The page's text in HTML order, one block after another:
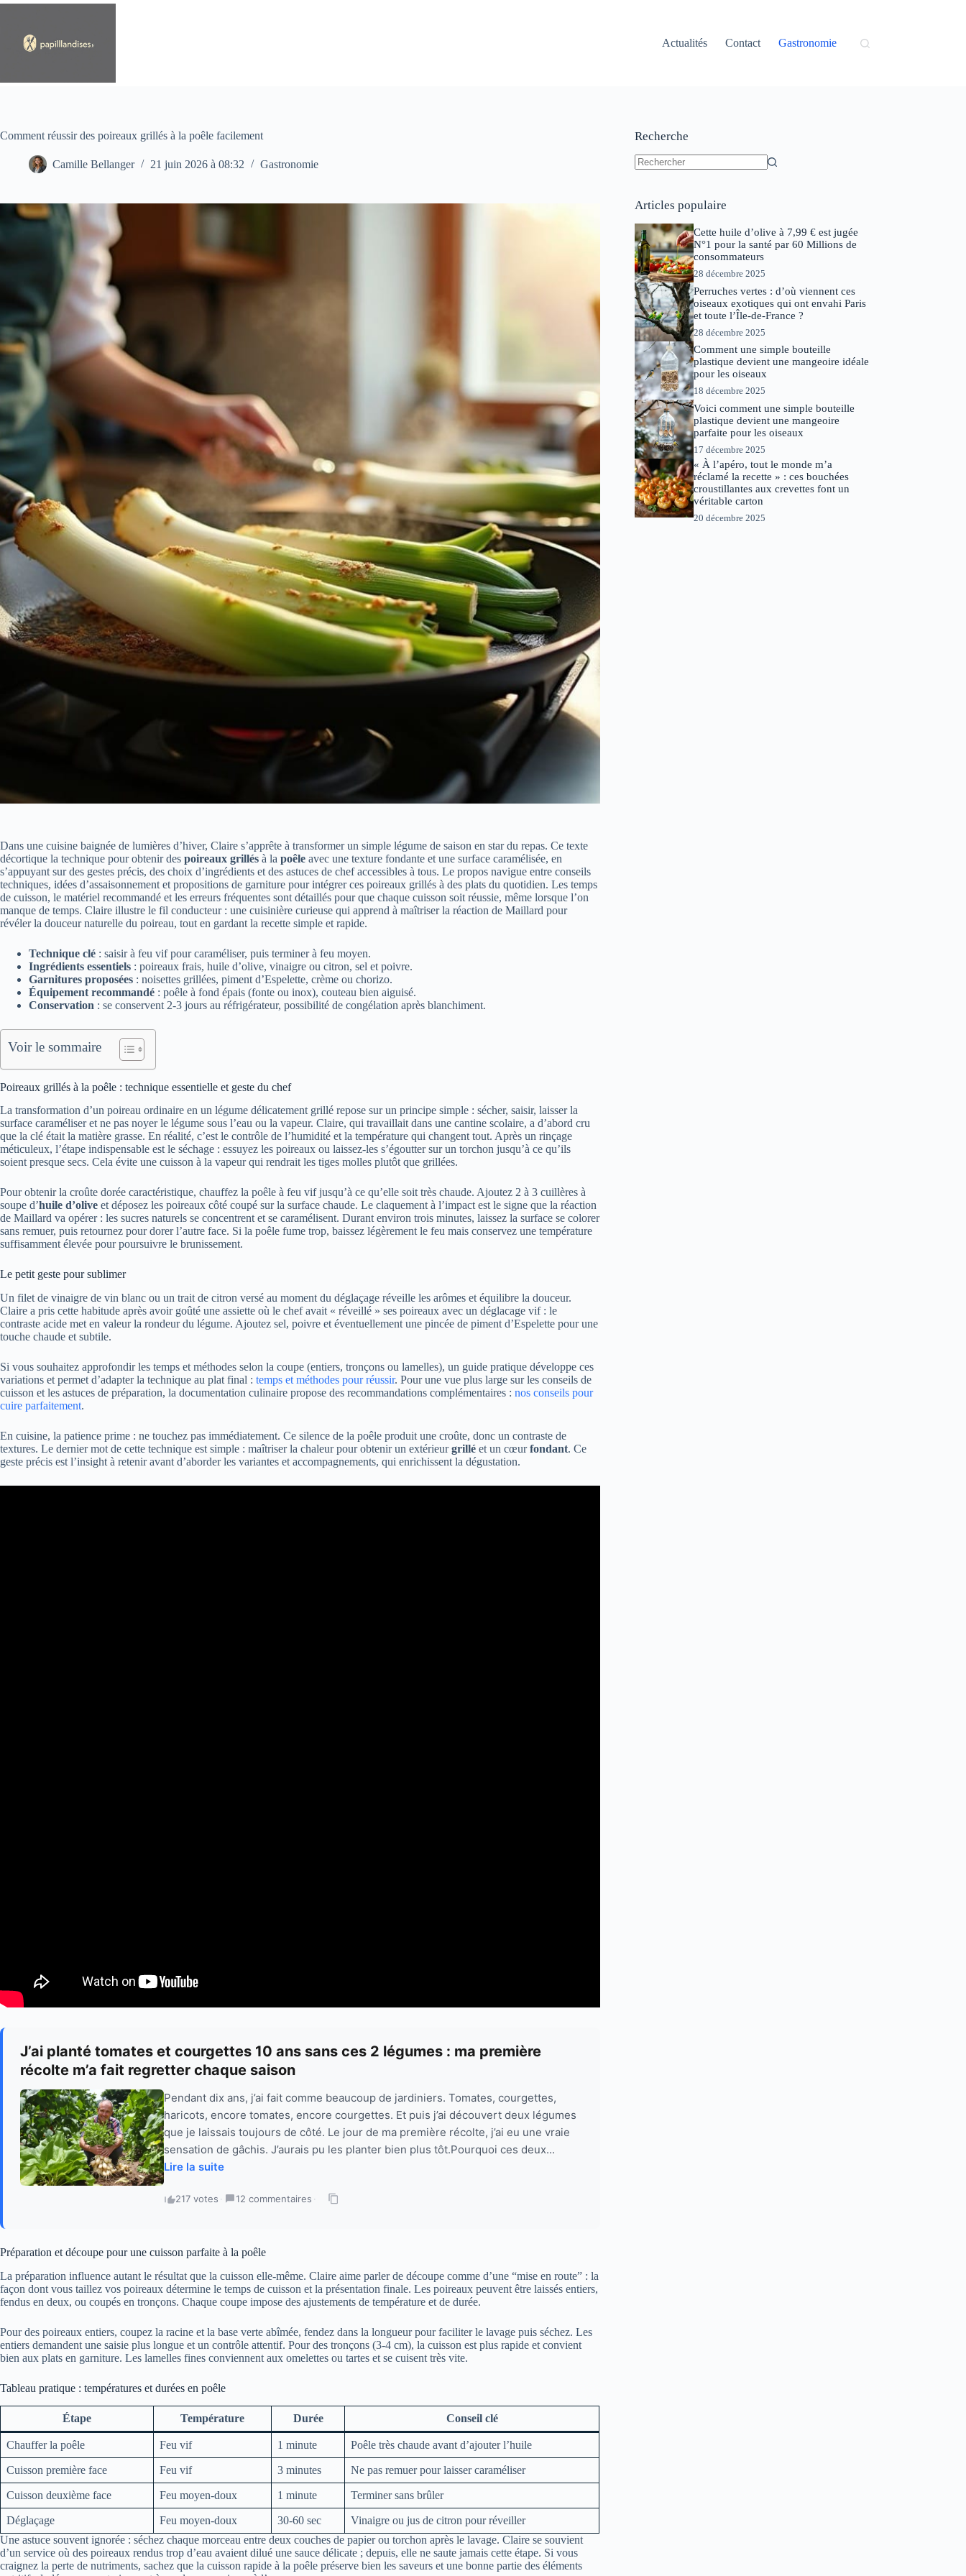
Passer
Actualités
Contact Gastronomie
Comment réussir des poireaux grillés à la poêle facilement
Camille Bellanger 21 juin 2026 à 08:32 Gastronomie
Dans une cuisine baignée de lumières d’hiver, Claire s’apprête à transformer un simple légume de saison en star du repas. Ce texte
décortique la technique pour obtenir des poireaux grillés à la poêle avec une texture fondante et une surface caramélisée, en
s’appuyant sur des gestes précis, des choix d’ingrédients et des astuces de chef accessibles à tous. Le propos navigue entre conseils
techniques, idées d’assaisonnement et propositions de garniture pour intégrer ces poireaux grillés à des plats du quotidien. Les temps
de cuisson, le matériel recommandé et les erreurs fréquentes sont détaillés pour que chaque cuisson soit réussie, même lorsque l’on
manque de temps. Claire illustre le fil conducteur : une cuisinière curieuse qui apprend à maîtriser la réaction de Maillard pour
révéler la douceur naturelle du poireau, tout en gardant la recette simple et rapide.
Technique clé : saisir à feu vif pour caraméliser, puis terminer à feu moyen.
Ingrédients essentiels : poireaux frais, huile d’olive, vinaigre ou citron, sel et poivre.
Garnitures proposées : noisettes grillées, piment d’Espelette, crème ou chorizo.
Équipement recommandé : poêle à fond épais (fonte ou inox), couteau bien aiguisé.
Conservation : se conservent 2-3 jours au réfrigérateur, possibilité de congélation après blanchiment.
Voir le sommaire
Poireaux grillés à la poêle : technique essentielle et geste du chef
La transformation d’un poireau ordinaire en un légume délicatement grillé repose sur un principe simple : sécher, saisir, laisser la
surface caraméliser et ne pas noyer le légume sous l’eau ou la vapeur. Claire, qui travaillait dans une cantine scolaire, a d’abord cru
que la clé était la matière grasse. En réalité, c’est le contrôle de l’humidité et la température qui changent tout. Après un rinçage
méticuleux, l’étape indispensable est le séchage : essuyez les poireaux ou laissez-les s’égoutter sur un torchon jusqu’à ce qu’ils
soient presque secs. Cela évite une cuisson à la vapeur qui rendrait les tiges molles plutôt que grillées.
Pour obtenir la croûte dorée caractéristique, chauffez la poêle à feu vif jusqu’à ce qu’elle soit très chaude. Ajoutez 2 à 3 cuillères à
soupe d’huile d’olive et déposez les poireaux côté coupé sur la surface chaude. Le claquement à l’impact est le signe que la réaction
de Maillard va opérer : les sucres naturels se concentrent et se caramélisent. Durant environ trois minutes, laissez la surface se colorer
sans remuer, puis retournez pour dorer l’autre face. Si la poêle fume trop, baissez légèrement le feu mais conservez une température
suffisamment élevée pour poursuivre le brunissement.
Le petit geste pour sublimer
Un filet de vinaigre de vin blanc ou un trait de citron versé au moment du déglaçage réveille les arômes et équilibre la douceur.
Claire a pris cette habitude après avoir goûté une assiette où le chef avait « réveillé » ses poireaux avec un déglacage vif : le
contraste acide met en valeur la rondeur du légume. Ajoutez sel, poivre et éventuellement une pincée de piment d’Espelette pour une
touche chaude et subtile.
Si vous souhaitez approfondir les temps et méthodes selon la coupe (entiers, tronçons ou lamelles), un guide pratique développe ces
variations et permet d’adapter la technique au plat final : temps et méthodes pour réussir. Pour une vue plus large sur les conseils de
cuisson et les astuces de préparation, la documentation culinaire propose des recommandations complémentaires : nos conseils pour
cuire parfaitement.
En cuisine, la patience prime : ne touchez pas immédiatement. Ce silence de la poêle produit une croûte, donc un contraste de
textures. Le dernier mot de cette technique est simple : maîtriser la chaleur pour obtenir un extérieurgrillé et un cœurfondant. Ce
geste précis est l’insight à retenir avant d’aborder les variantes et accompagnements, qui enrichissent la dégustation.
J’ai planté tomates et courgettes 10 ans sans ces 2 légumes : ma première
récolte m’a fait regretter chaque saison
Pendant dix ans, j’ai fait comme beaucoup de jardiniers. Tomates, courgettes,
haricots, encore tomates, encore courgettes. Et puis j’ai découvert deux légumes
que je laissais toujours de côté. Le jour de ma première récolte, j’ai eu une vraie
sensation de gâchis. J’aurais pu les planter bien plus tôt.Pourquoi ces deux...
Lire la suite
217 votes · 12 commentaires ·
Préparation et découpe pour une cuisson parfaite à la poêle
La préparation influence autant le résultat que la cuisson elle-même. Claire aime parler de découpe comme d’une “mise en route” : la
façon dont vous taillez vos poireaux détermine le temps de cuisson et la présentation finale. Les poireaux peuvent être laissés entiers,
fendus en deux, ou coupés en tronçons. Chaque coupe impose des ajustements de température et de durée.
Pour des poireaux entiers, coupez la racine et la base verte abîmée, fendez dans la longueur pour faciliter le lavage puis séchez. Les
entiers demandent une saisie plus longue et un contrôle attentif. Pour des tronçons (3-4 cm), la cuisson est plus rapide et convient
bien aux plats en garniture. Les lamelles fines conviennent aux omelettes ou tartes et se cuisent très vite.
Tableau pratique : températures et durées en poêle
Étape Température Durée Conseil clé
Chauffer la poêle Feu vif 1 minute Poêle très chaude avant d’ajouter l’huile
Cuisson première face Feu vif 3 minutes Ne pas remuer pour laisser caraméliser
Cuisson deuxième face Feu moyen-doux 1 minute Terminer sans brûler
Déglaçage Feu moyen-doux 30-60 sec
Vinaigre ou jus de citron pour réveiller
Une astuce souvent ignorée : séchez chaque morceau entre deux couches de papier ou torchon après le lavage. Claire se souvient
d’un service où des poireaux rendus trop d’eau avaient dilué une sauce délicate ; depuis, elle ne saute jamais cette étape. Si vous
craignez la perte de nutriments, sachez que la cuisson rapide à la poêle préserve bien les saveurs et une bonne partie des éléments
Recherche
Articles populaire
Cette huile d’olive à 7,99 € est jugée
N°1 pour la santé par 60 Millions de
consommateurs
28 décembre 2025
Perruches vertes : d’où viennent ces
oiseaux exotiques qui ont envahi Paris
et toute l’Île-de-France ?
28 décembre 2025
Comment une simple bouteille
plastique devient une mangeoire idéale
pour les oiseaux
18 décembre 2025
Voici comment une simple bouteille
plastique devient une mangeoire
parfaite pour les oiseaux
17 décembre 2025
« À l’apéro, tout le monde m’a
réclamé la recette » : ces bouchées
croustillantes aux crevettes font un
véritable carton
20 décembre 2025